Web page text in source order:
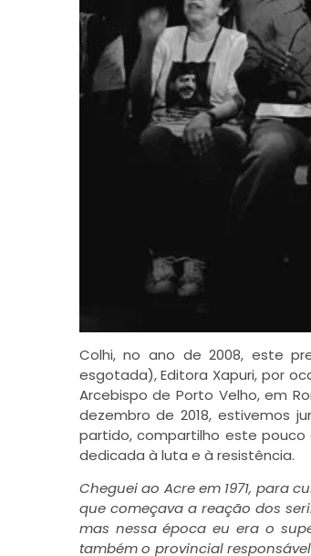
Colhi, no ano de 2008, este
esgotada), Editora Xapuri, por
Arcebispo de Porto Velho, em
dezembro de 2018, estivemos
partido, compartilho este
dedicada à luta e à resistência.
Cheguei ao Acre em 1971, para
que começava a reação dos
mas nessa época eu era o
também o provincial